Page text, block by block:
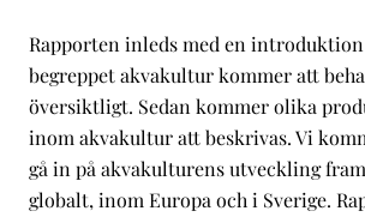
Rapporten inleds med en
begreppet akvakultur kommer att
översiktligt. Sedan kommer olika
inom akvakultur att beskrivas. Vi
gå in på akvakulturens utveckling
globalt, inom Europa och i Sverige.